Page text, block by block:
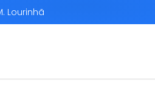
Lourinhã